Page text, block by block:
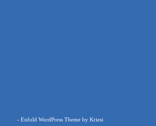
- Enfold WordPress Theme by Kriesi